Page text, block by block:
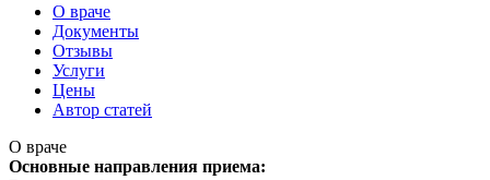
О враче
Документы
Отзывы
Услуги
Цены
Автор статей
О враче
Основные направления приема: